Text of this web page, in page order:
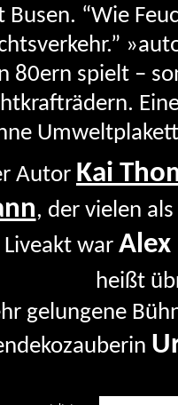
Busen. “Wie
80ern spielt –
Autor Kai
, der vielen
war Alex
heißt
gelungene